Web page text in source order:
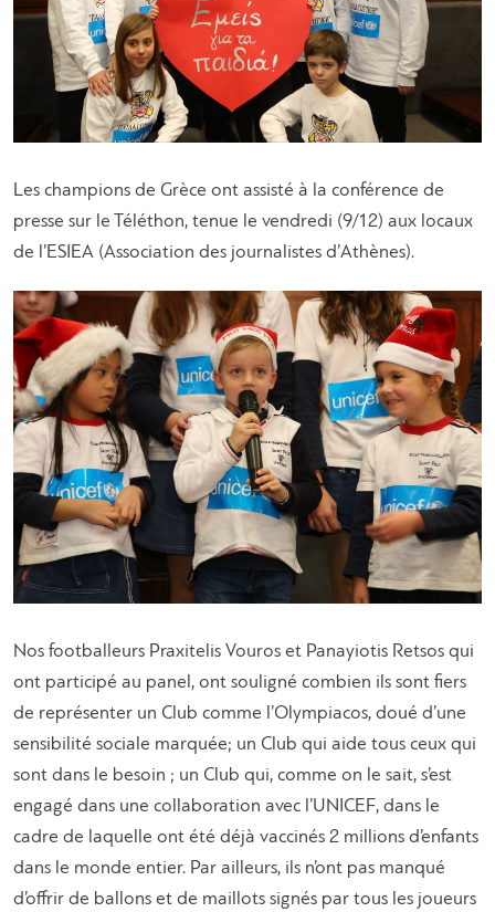
Les champions de Grèce ont assisté à la conférence de
presse sur le Téléthon, tenue le vendredi (9/12) aux locaux
de l’ESIEA (Association des journalistes d’Athènes).
Nos footballeurs Praxitelis Vouros et Panayiotis Retsos qui
ont participé au panel, ont souligné combien ils sont fiers
de représenter un Club comme l’Olympiacos, doué d’une
sensibilité sociale marquée; un Club qui aide tous ceux qui
sont dans le besoin ; un Club qui, comme on le sait, s’est
engagé dans une collaboration avec l’UNICEF, dans le
cadre de laquelle ont été déjà vaccinés 2 millions d’enfants
dans le monde entier. Par ailleurs, ils n’ont pas manqué
d’offrir de ballons et de maillots signés par tous les joueurs